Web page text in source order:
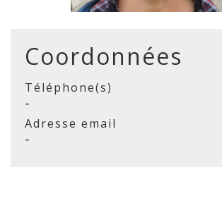
Coordonnées
Téléphone(s)
-
Adresse email
-